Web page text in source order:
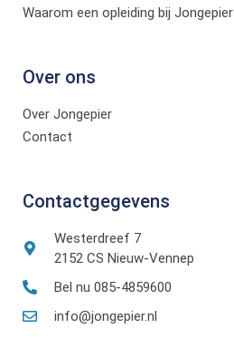
Waarom een opleiding bij Jongepier
Over ons
Over Jongepier
Contact
Contactgegevens
Westerdreef 7
2152 CS Nieuw-Vennep
Bel nu 085-4859600
info@jongepier.nl